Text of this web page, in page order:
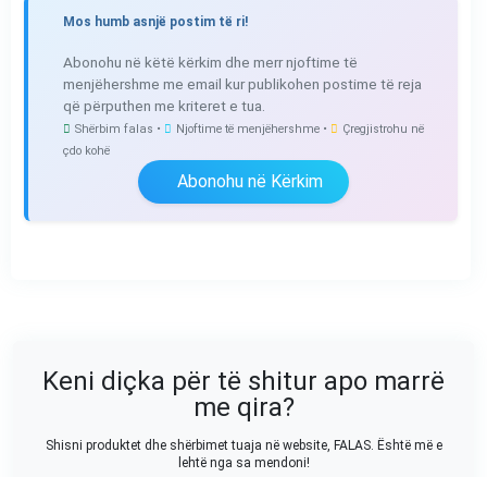
Mos humb asnjë postim të ri!
Abonohu në këtë kërkim dhe merr njoftime të
menjëhershme me email kur publikohen postime të reja
që përputhen me kriteret e tua.
Shërbim falas • Njoftime të menjëhershme •
Çregjistrohu në
çdo kohë
Abonohu në Kërkim
Keni diçka për të shitur apo marrë
me qira?
Shisni produktet dhe shërbimet tuaja në website, FALAS. Është më e
lehtë nga sa mendoni!